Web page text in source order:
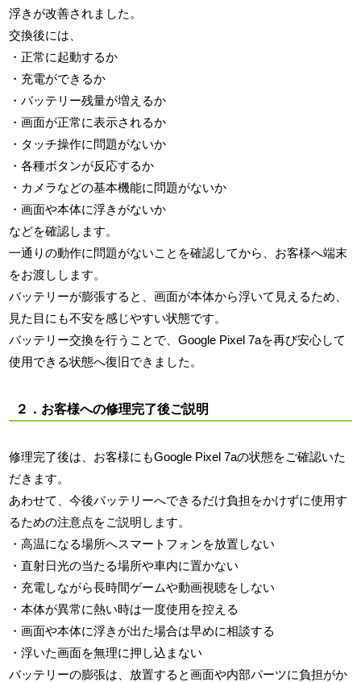
浮きが改善されました。
交換後には、
・正常に起動するか
・充電ができるか
・バッテリー残量が増えるか
・画面が正常に表示されるか
・タッチ操作に問題がないか
・各種ボタンが反応するか
・カメラなどの基本機能に問題がないか
・画面や本体に浮きがないか
などを確認します。
一通りの動作に問題がないことを確認してから、お客様へ端末
をお渡しします。
バッテリーが膨張すると、画面が本体から浮いて見えるため、
見た目にも不安を感じやすい状態です。
バッテリー交換を行うことで、Google Pixel 7aを再び安心して
使用できる状態へ復旧できました。
２．お客様への修理完了後ご説明
修理完了後は、お客様にもGoogle Pixel 7aの状態をご確認いた
だきます。
あわせて、今後バッテリーへできるだけ負担をかけずに使用す
るための注意点をご説明します。
・高温になる場所へスマートフォンを放置しない
・直射日光の当たる場所や車内に置かない
・充電しながら長時間ゲームや動画視聴をしない
・本体が異常に熱い時は一度使用を控える
・画面や本体に浮きが出た場合は早めに相談する
・浮いた画面を無理に押し込まない
バッテリーの膨張は、放置すると画面や内部パーツに負担がか